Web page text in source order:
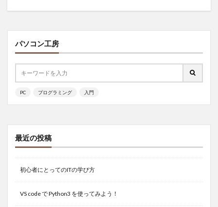
パソコン工房
PC プログラミング 入門
最近の投稿
初心者にとってのITの学び方
VS code で Python3 を使ってみよう！